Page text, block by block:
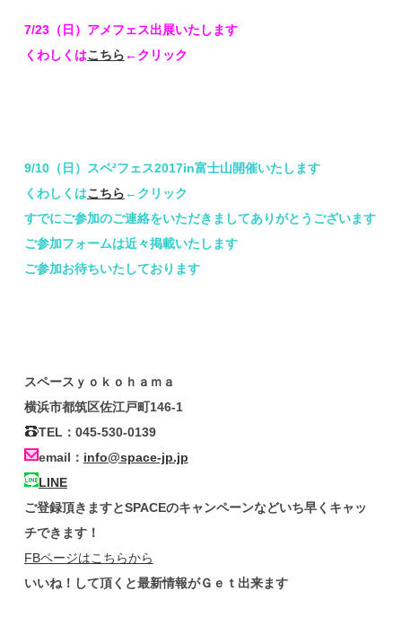
7/23（日）アメフェス出展いたします
くわしくはこちら ←クリック
9/10（日）スペ²フェス2017in富士山開催いたします
くわしくはこちら ←クリック
すでにご参加のご連絡をいただきましてありがとうございます
ご参加フォームは近々掲載いたします
ご参加お待ちいたしております
スペースｙｏｋｏｈａｍａ
横浜市都筑区佐江戸町146-1
TEL：045-530-0139
email： info@space-jp.jp
LINE
ご登録頂きますとSPACEのキャンペーンなどいち早くキャッ
チできます！
FBページはこちらから
いいね！して頂くと最新情報がＧｅｔ出来ます